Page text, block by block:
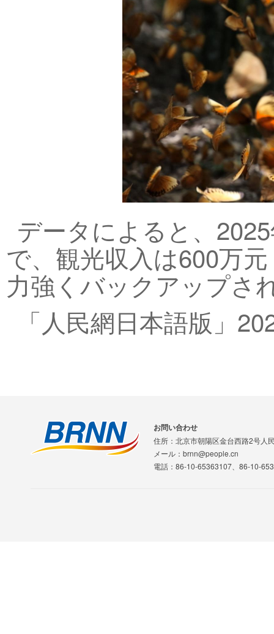
データによると、
で、観光収入は600万
力強くバックアップさ
「人民網日本語版」
お問い合わせ
住所：北京市朝陽区金台西路2号人
メール：brnn@people.cn
電話：86-10-65363107、86-10-